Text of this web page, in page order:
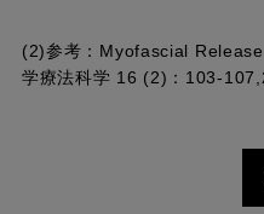
(2)参考： Myofascial
学療法科学 16 (2)：103-